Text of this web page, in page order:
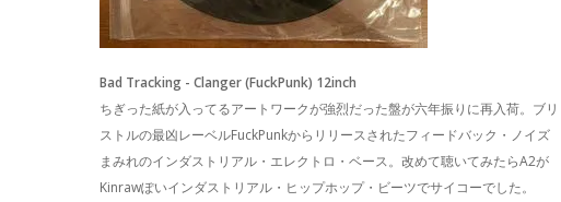
Bad Tracking - Clanger (FuckPunk) 12inch
ちぎった紙が入ってるアートワークが強烈だった盤が六年振りに再入荷。ブリ
ストルの最凶レーベルFuckPunkからリリースされたフィードバック・ノイズ
まみれのインダストリアル・エレクトロ・ベース。改めて聴いてみたらA2が
Kinrawぽいインダストリアル・ヒップホップ・ビーツでサイコーでした。